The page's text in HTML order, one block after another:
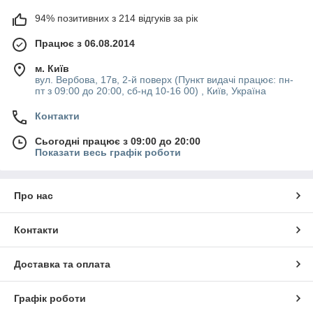
Продаж приладдя від нашого магазину здійснюється з
України.
94% позитивних з 214 відгуків за рік
Працює з 06.08.2014
м. Київ
вул. Вербова, 17в, 2-й поверх (Пункт видачі працює: пн-
пт з 09:00 до 20:00, сб-нд 10-16 00) , Київ, Україна
Контакти
Сьогодні працює з 09:00 до 20:00
Показати весь графік роботи
Про нас
Контакти
Доставка та оплата
Графік роботи